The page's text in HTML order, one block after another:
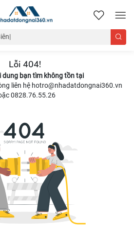
nhadatdongnai360.vn
Lỗi 404!
dung bạn tìm không tồn tại
liên hệ hotro@nhadatdongnai360.vn
0828.76.55.26